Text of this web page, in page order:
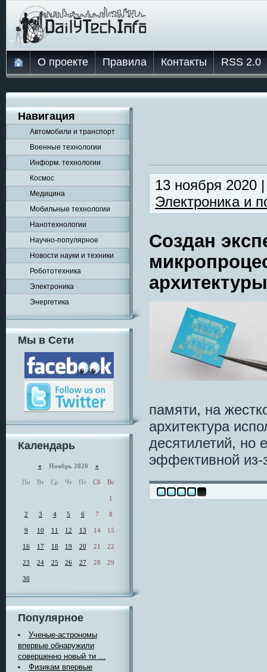
О проекте Правила Контакты RSS 2.0
Навигация
Автомобили и транспорт
Военные технологии
Информ. технологии
Космос
Медицина
Мобильные технологии
Нанотехнологии
Научно-популярное
Новости науки и техники
Робототехника
Электроника
Энергетика
Мы в Сети
Календарь
« Ноябрь 2020 »
Пн Вт Ср Чт Пт Сб Вс
1
2 3 4 5 6 7 8
9 10 11 12 13 14 15
16 17 18 19 20 21 22
23 24 25 26 27 28 29
30
Популярное
Ученые-астрономы
впервые обнаружили
совершенно новый ти ...
Физикам впервые
13 ноября 2020
Электроника и
Создан
памяти, на
архитектура
десятилетий, но
эффективной из-